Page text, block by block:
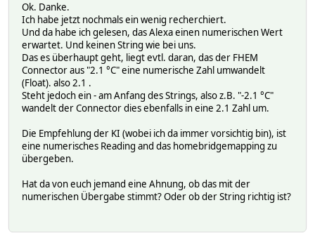
Ok. Danke.
Ich habe jetzt nochmals ein wenig recherchiert.
Und da habe ich gelesen, das Alexa einen numerischen Wert
erwartet. Und keinen String wie bei uns.
Das es überhaupt geht, liegt evtl. daran, das der FHEM
Connector aus "2.1 °C" eine numerische Zahl umwandelt
(Float). also 2.1 .
Steht jedoch ein - am Anfang des Strings, also z.B. "-2.1 °C"
wandelt der Connector dies ebenfalls in eine 2.1 Zahl um.
Die Empfehlung der KI (wobei ich da immer vorsichtig bin), ist
eine numerisches Reading and das homebridgemapping zu
übergeben.
Hat da von euch jemand eine Ahnung, ob das mit der
numerischen Übergabe stimmt? Oder ob der String richtig ist?